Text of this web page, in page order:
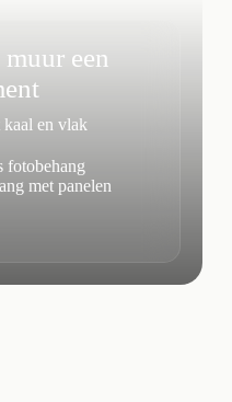
een
kaal en vlak
fotobehang
met panelen